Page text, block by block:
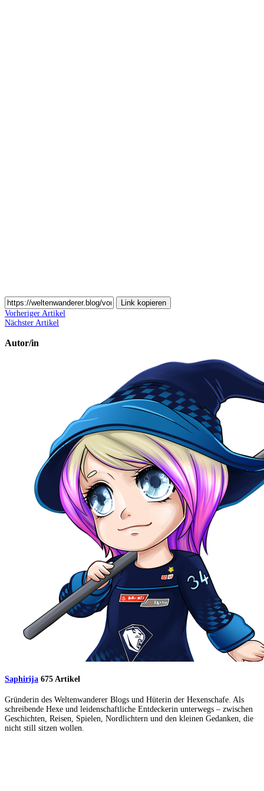
Link kopieren
Vorheriger Artikel
Nächster Artikel
Autor/in
Saphirija 675 Artikel
Gründerin des Weltenwanderer Blogs und Hüterin der Hexenschafe. Als
schreibende Hexe und leidenschaftliche Entdeckerin unterwegs – zwischen
Geschichten, Reisen, Spielen, Nordlichtern und den kleinen Gedanken, die
nicht still sitzen wollen.